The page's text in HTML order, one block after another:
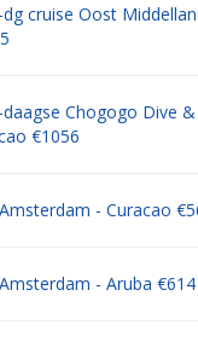
dg cruise Oost
daagse Chogogo Dive
€1056
- Curacao
- Aruba €614